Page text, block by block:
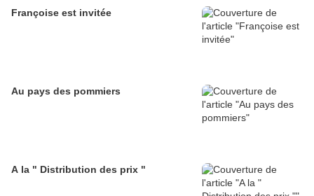
Françoise est invitée
Au pays des pommiers
A la " Distribution des prix "